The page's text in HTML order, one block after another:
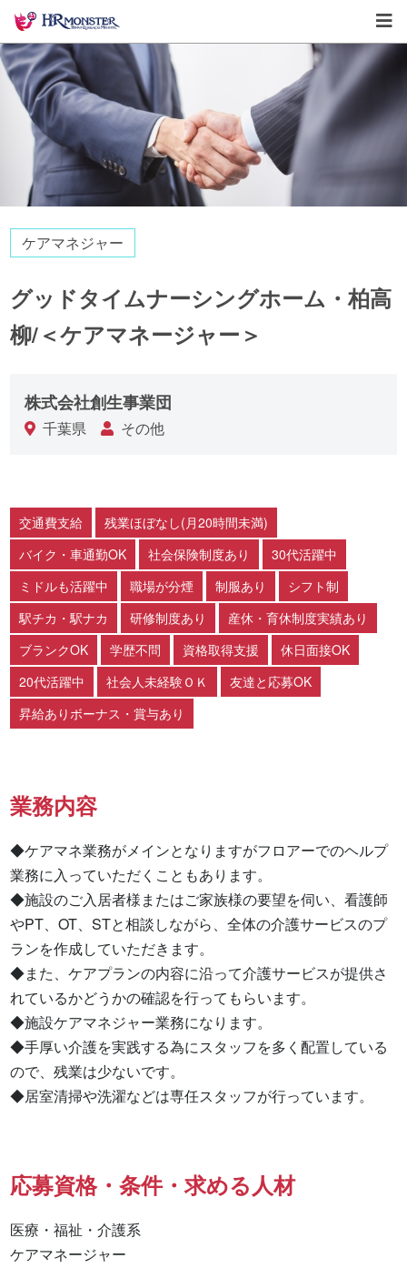
ケアマネジャー
グッドタイムナーシングホーム・柏高
柳/＜ケアマネージャー＞
株式会社創生事業団
千葉県 その他
交通費支給
残業ほぼなし(月20時間未満)
バイク・車通勤OK
社会保険制度あり
30代活躍中
ミドルも活躍中
職場が分煙 制服あり
シフト制
駅チカ・駅ナカ
研修制度あり
産休・育休制度実績あり
ブランクOK
学歴不問 資格取得支援
休日面接OK
20代活躍中
社会人未経験ＯＫ
友達と応募OK
昇給ありボーナス・賞与あり
業務内容
◆ケアマネ業務がメインとなりますがフロアーでのヘルプ
業務に入っていただくこともあります。
◆施設のご入居者様またはご家族様の要望を伺い、看護師
やPT、OT、STと相談しながら、全体の介護サービスのプ
ランを作成していただきます。
◆また、ケアプランの内容に沿って介護サービスが提供さ
れているかどうかの確認を行ってもらいます。
◆施設ケアマネジャー業務になります。
◆手厚い介護を実践する為にスタッフを多く配置している
ので、残業は少ないです。
◆居室清掃や洗濯などは専任スタッフが行っています。
応募資格・条件・求める人材
医療・福祉・介護系
ケアマネージャー